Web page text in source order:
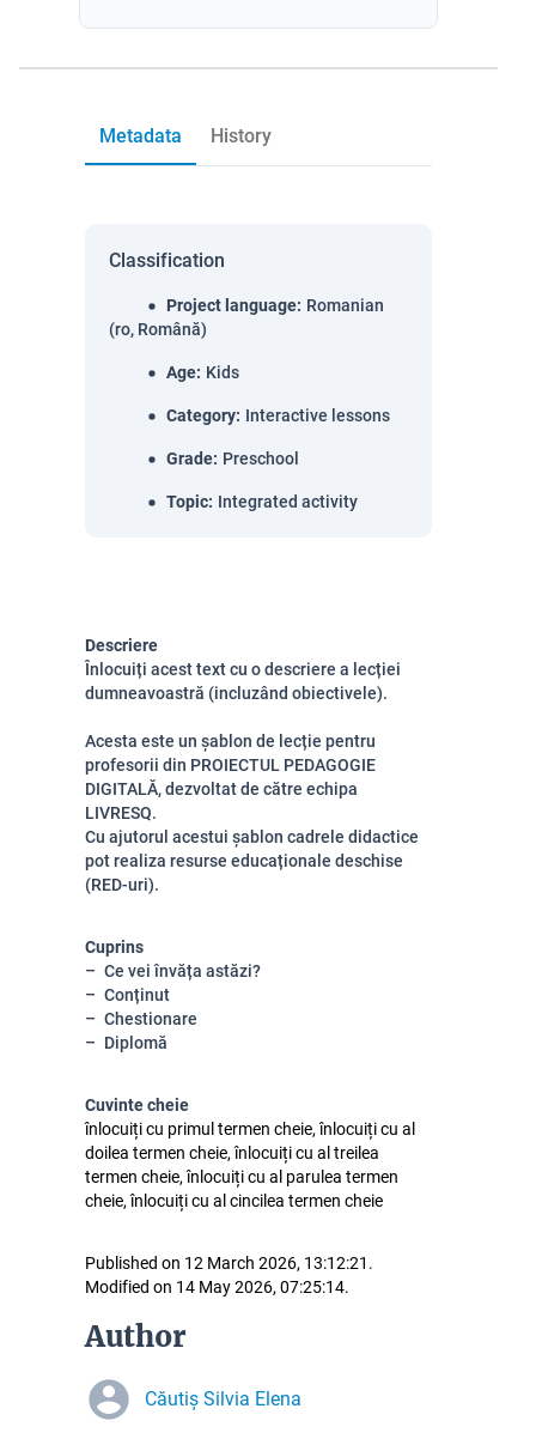
Metadata History
Classification
Project language: Romanian
(ro, Română)
Age: Kids
Category: Interactive lessons
Grade: Preschool
Topic: Integrated activity
Descriere
Înlocuiți acest text cu o descriere a lecției
dumneavoastră (incluzând obiectivele).
Acesta este un șablon de lecție pentru
profesorii din PROIECTUL PEDAGOGIE
DIGITALĂ, dezvoltat de către echipa
LIVRESQ.
Cu ajutorul acestui șablon cadrele didactice
pot realiza resurse educaționale deschise
(RED-uri).
Cuprins
Ce vei învăța astăzi?
Conținut
Chestionare
Diplomă
Cuvinte cheie
înlocuiți cu primul termen cheie, înlocuiți cu al
doilea termen cheie, înlocuiți cu al treilea
termen cheie, înlocuiți cu al parulea termen
cheie, înlocuiți cu al cincilea termen cheie
Published on 12 March 2026, 13:12:21.
Modified on 14 May 2026, 07:25:14.
Author
Căutiș Silvia Elena